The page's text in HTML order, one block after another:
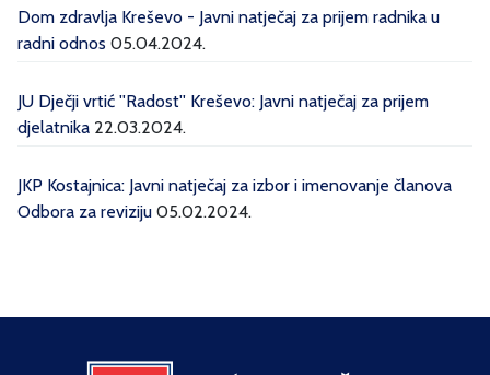
Dom zdravlja Kreševo - Javni natječaj za prijem radnika u
radni odnos 05.04.2024.
JU Dječji vrtić ''Radost'' Kreševo: Javni natječaj za prijem
djelatnika 22.03.2024.
JKP Kostajnica: Javni natječaj za izbor i imenovanje članova
Odbora za reviziju 05.02.2024.